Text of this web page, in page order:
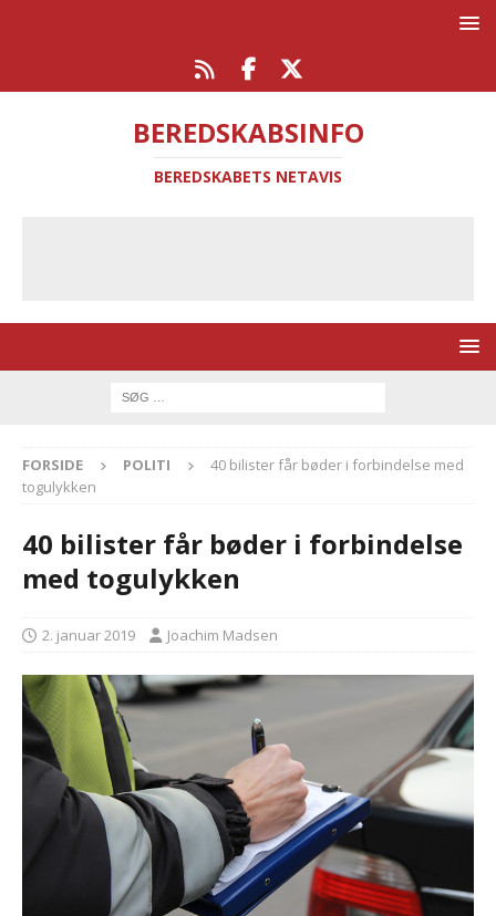
BEREDSKABSINFO
BEREDSKABETS NETAVIS
FORSIDE POLITI
40 bilister får bøder i forbindelse med
togulykken
40 bilister får bøder i forbindelse
med togulykken
2. januar 2019 Joachim Madsen